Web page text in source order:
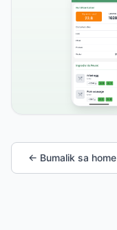
← Bumalik sa home